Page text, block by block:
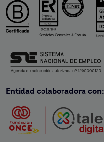
Entidad colaboradora con: